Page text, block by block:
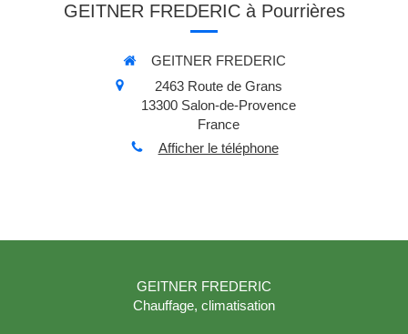
GEITNER FREDERIC à Pourrières
GEITNER FREDERIC
2463 Route de Grans
13300 Salon-de-Provence
France
Afficher le téléphone
GEITNER FREDERIC
Chauffage, climatisation